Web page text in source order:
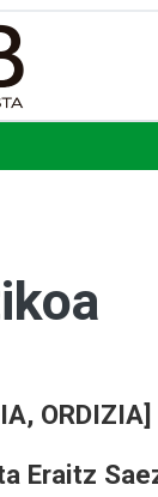
ORDIZIA]
Eraitz